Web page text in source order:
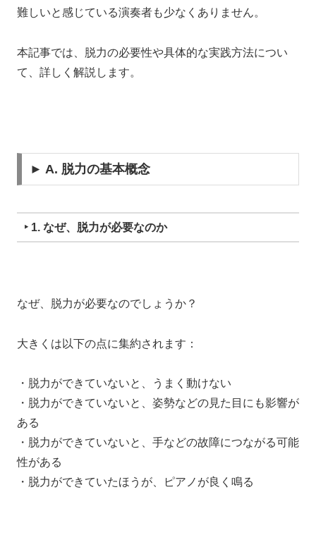
難しいと感じている演奏者も少なくありません。
本記事では、脱力の必要性や具体的な実践方法につい
て、詳しく解説します。
► A. 脱力の基本概念
‣ 1. なぜ、脱力が必要なのか
なぜ、脱力が必要なのでしょうか？
大きくは以下の点に集約されます：
・脱力ができていないと、うまく動けない
・脱力ができていないと、姿勢などの見た目にも影響が
ある
・脱力ができていないと、手などの故障につながる可能
性がある
・脱力ができていたほうが、ピアノが良く鳴る